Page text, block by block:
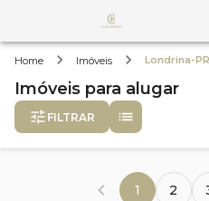
Home Imóveis Londrina-PR
Imóveis para alugar
FILTRAR
1 2